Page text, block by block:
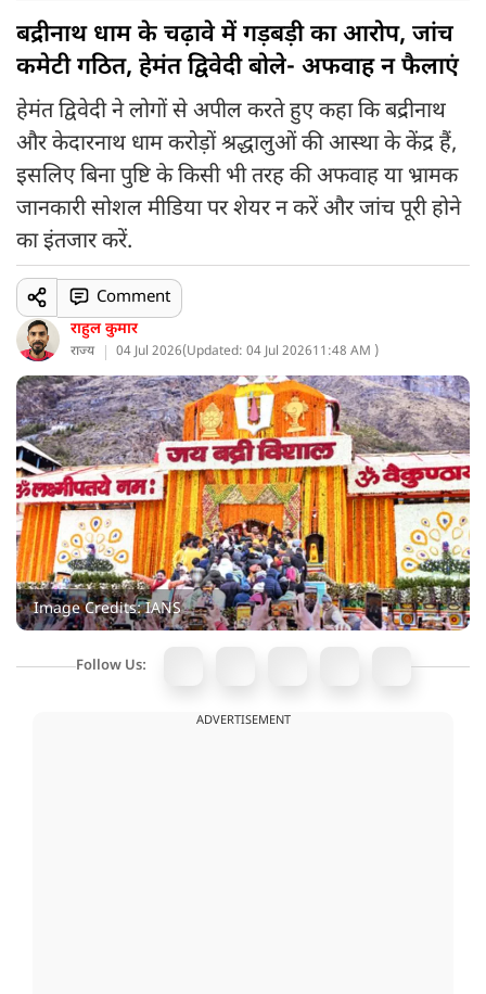
बद्रीनाथ धाम के चढ़ावे में गड़बड़ी का आरोप, जांच
कमेटी गठित, हेमंत द्विवेदी बोले- अफवाह न फैलाएं
हेमंत द्विवेदी ने लोगों से अपील करते हुए कहा कि बद्रीनाथ
और केदारनाथ धाम करोड़ों श्रद्धालुओं की आस्था के केंद्र हैं,
इसलिए बिना पुष्टि के किसी भी तरह की अफवाह या भ्रामक
जानकारी सोशल मीडिया पर शेयर न करें और जांच पूरी होने
का इंतजार करें.
राहुल कुमार
राज्य 04 Jul 2026(Updated: 04 Jul 202611:48 AM )
Comment
Image Credits: IANS
Follow Us:
ADVERTISEMENT